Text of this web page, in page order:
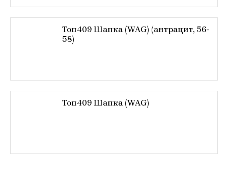
Топ409 Шапка (WAG) (антрацит, 56-
58)
Топ409 Шапка (WAG)